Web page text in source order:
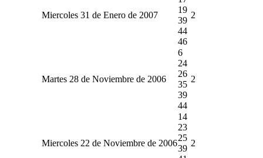
Miercoles 31 de Enero de 2007
19
39
44
46
2
Martes 28 de Noviembre de 2006
6
24
26
35
39
44
2
Miercoles 22 de Noviembre de 2006
14
23
25
39
2